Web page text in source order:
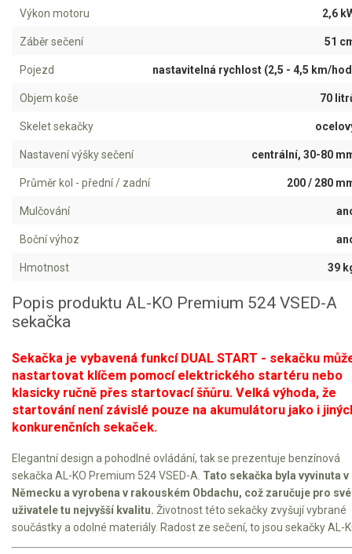
Aku STIHL
Aku AL-KO
Štípačka na dřevo
VARI
VARI malotraktory
VARI multifunkční nosiče
Sněhové frézy
Vertikutátory
Kultivátory
Nůžky na živý plot
Vysavače a foukače
Elektrocentrály
Štěpkovače a drtiče
Výkon motoru 2,6
Záběr sečení 51
Pojezd nastavitelná rychlost (2,5 - 4,5 km/
Objem koše 70
Skelet sekačky
Nastavení výšky sečení centrální, 30-80
Průměr kol - přední / zadní 200 / 280
Mulčování
Boční výhoz
Hmotnost 39
Popis produktu AL-KO Premium 524 VSED-A
sekačka
Sekačka je vybavená funkcí DUAL START - sekačku
nastartovat klíčem pomocí elektrického startéru nebo
klasicky ručně přes startovací šňůru. Velká výhoda, že
startování není závislé pouze na akumulátoru jako i
konkurenčních sekaček.
Elegantní design a pohodlné ovládání, tak se prezentuje benzínová
sekačka AL-KO Premium 524 VSED-A. Tato sekačka byla vyvinuta v
Německu a vyrobena v rakouském Obdachu, což zaručuje pro
uživatele tu nejvyšší kvalitu. Životnost této sekačky zvyšují vybrané
součástky a odolné materiály. Radost ze sečení, to jsou sekačky AL-